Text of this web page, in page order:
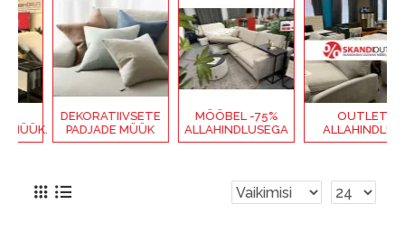
DEKORATIIVSETE
PADJADE MÜÜK
MÖÖBEL -75%
ALLAHINDLUSEGA
OUTLET
ALLAHINDLUS